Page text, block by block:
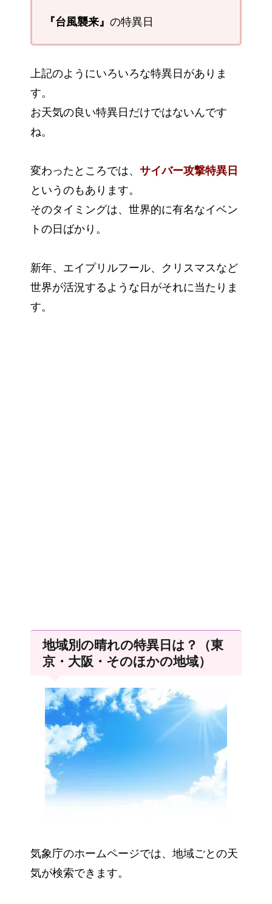
『台風襲来』 の特異日
上記のようにいろいろな特異日がありま
す。
お天気の良い特異日だけではないんです
ね。
変わったところでは、 サイバー攻撃特異日
というのもあります。
そのタイミングは、世界的に有名なイベン
トの日ばかり。
新年、エイプリルフール、クリスマスなど
世界が活況するような日がそれに当たりま
す。
地域別の晴れの特異日は？（東
京・大阪・そのほかの地域）
気象庁のホームページでは、地域ごとの天
気が検索できます。